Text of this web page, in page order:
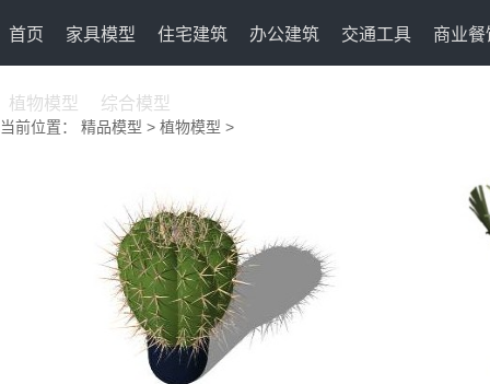
首页 家具模型 住宅建筑 办公建筑 交通工具 商业餐
植物模型 综合模型
当前位置： 精品模型 > 植物模型 >